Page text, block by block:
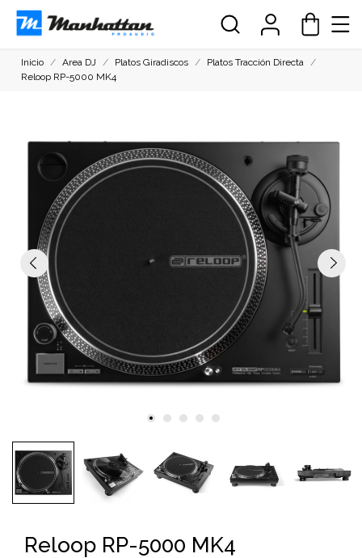
Inicio Area DJ Platos Giradiscos
Platos Tracción Directa
Reloop RP-5000 MK4
Reloop RP-5000 MK4